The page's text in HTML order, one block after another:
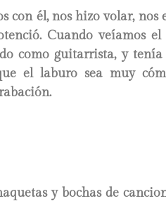
con él, nos hizo volar, nos
Cuando veíamos
como guitarrista, y
el laburo sea muy
y bochas de